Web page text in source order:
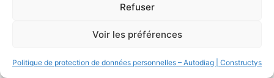
Refuser
Voir les préférences
Politique de protection de données personnelles – Autodiag | Constructys